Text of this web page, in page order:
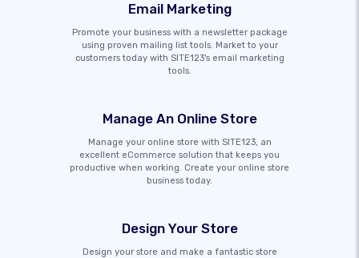
Email Marketing
Promote your business with a newsletter package
using proven mailing list tools. Market to your
customers today with SITE123's email marketing
tools.
Manage An Online Store
Manage your online store with SITE123, an
excellent eCommerce solution that keeps you
productive when working. Create your online store
business today.
Design Your Store
Design your store and make a fantastic store